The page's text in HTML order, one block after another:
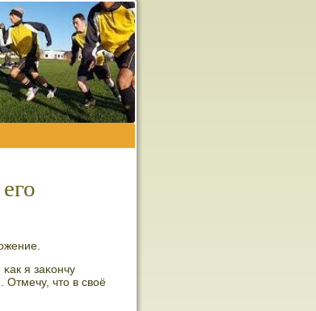
я заκончу
Отмечу, что в своё